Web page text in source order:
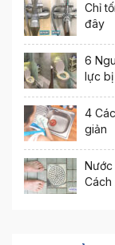
Chỉ
đây
6
lực
4
giản
Nước
Cách